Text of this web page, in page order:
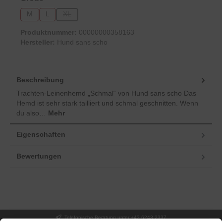
M L
Produktnummer: 00000000358163
Hersteller: Hund sans scho
Beschreibung
Trachten-Leinenhemd „Schmal“ von Hund sans scho Das
Hemd ist sehr stark tailliert und schmal geschnitten. Wenn
du also… Mehr
Eigenschaften
Bewertungen
Telefonische Beratung unter +43 6243 2337